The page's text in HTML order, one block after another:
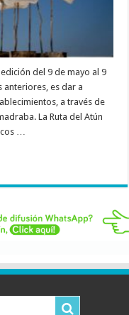
del 9 de mayo al 9
anteriores, es dar a
a través de
La Ruta del Atún
…